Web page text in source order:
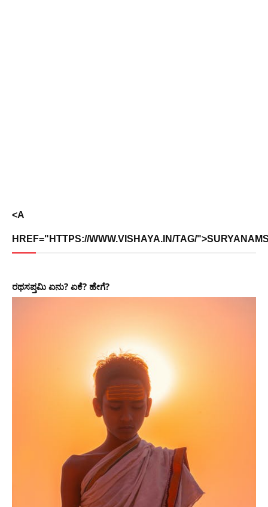
<A
HREF="HTTPS://WWW.VISHAYA.IN/TAG/
ರಥಸಪ್ತಮಿ ಏನು? ಏಕೆ? ಹೇಗೆ?